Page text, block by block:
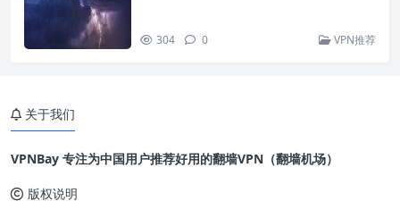
304 0 VPN推荐
关于我们
VPNBay 专注为中国用户推荐好用的翻墙VPN（翻墙机场）
版权说明